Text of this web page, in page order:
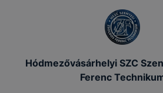
Hódmezővásárhelyi SZC
Ferenc